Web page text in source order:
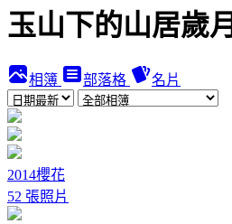
玉山下的山居歲月
相簿 部落格 名片
2014櫻花
52 張照片